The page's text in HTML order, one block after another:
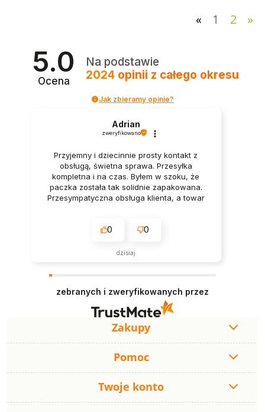
« 1 2 »
5.0
Ocena
Na podstawie
2024 opinii z całego okresu
Jak zbieramy opinie?
Adrian
zweryfikowano
Przyjemny i dziecinnie prosty kontakt z
obsługą, świetna sprawa. Przesyłka
kompletna i na czas. Byłem w szoku, że
paczka została tak solidnie zapakowana.
Przesympatyczna obsługa klienta, a towar
0 0
dzisiaj
zebranych i zweryfikowanych przez
Zakupy
Pomoc
Twoje konto